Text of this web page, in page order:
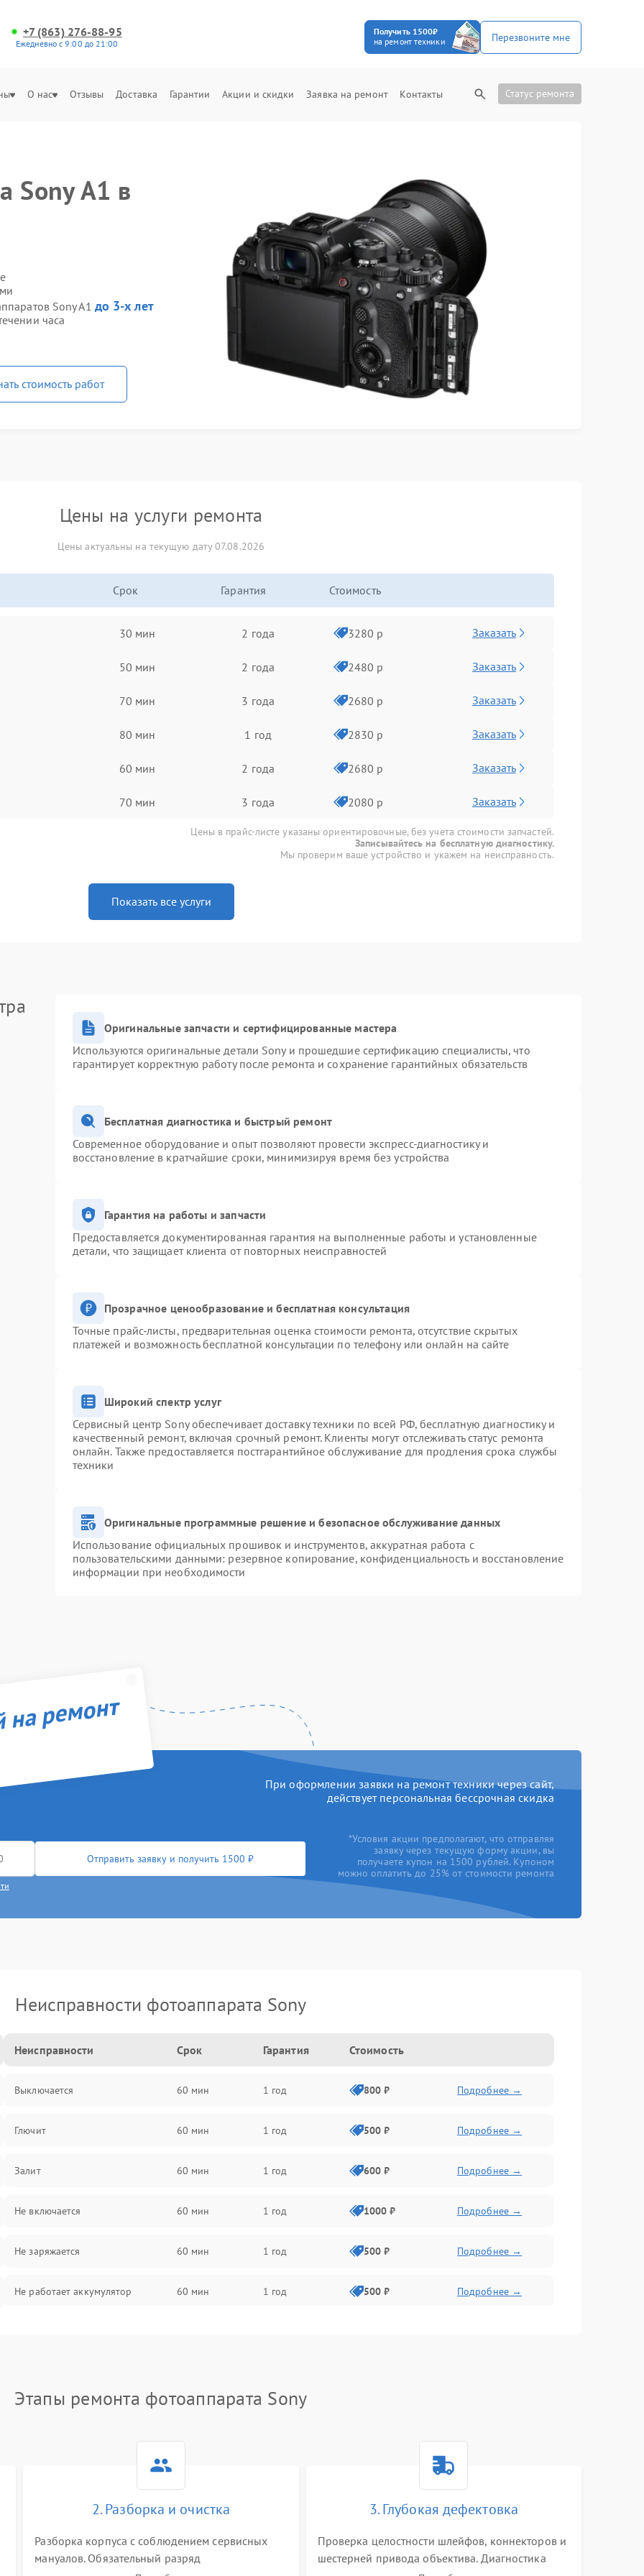
+7 (863) 276-88-95
Ежедневно с 9:00 до 21:00
Получить 1500₽
на ремонт техники
Перезвоните мне
О нас Отзывы Доставка Гарантии Акции и скидки Заявка на ремонт Контакты Статус ремонта
Sony A1 в
Sony A1 до 3-х лет
часа
стоимость работ
Цены на услуги ремонта
Цены актуальны на текущую дату 07.08.2026
Срок Гарантия Стоимость
30 мин 2 года 3280 р Заказать
50 мин 2 года 2480 р Заказать
70 мин 3 года 2680 р Заказать
80 мин 1 год 2830 р Заказать
60 мин 2 года 2680 р Заказать
70 мин 3 года 2080 р Заказать
Цены в прайс-листе указаны ориентировочные, без учета стоимости запчастей.
Записывайтесь на бесплатную диагностику.
Мы проверим ваше устройство и укажем на неисправность.
Показать все услуги
Оригинальные запчасти и сертифицированные мастера
Используются оригинальные детали Sony и прошедшие сертификацию специалисты, что
гарантирует корректную работу после ремонта и сохранение гарантийных обязательств
Бесплатная диагностика и быстрый ремонт
Современное оборудование и опыт позволяют провести экспресс-диагностику и
восстановление в кратчайшие сроки, минимизируя время без устройства
Гарантия на работы и запчасти
Предоставляется документированная гарантия на выполненные работы и установленные
детали, что защищает клиента от повторных неисправностей
Прозрачное ценообразование и бесплатная консультация
Точные прайс-листы, предварительная оценка стоимости ремонта, отсутствие скрытых
платежей и возможность бесплатной консультации по телефону или онлайн на сайте
Широкий спектр услуг
Сервисный центр Sony обеспечивает доставку техники по всей РФ, бесплатную диагностику и
качественный ремонт, включая срочный ремонт. Клиенты могут отслеживать статус ремонта
онлайн. Также предоставляется постгарантийное обслуживание для продления срока службы
техники
Оригинальные программные решение и безопасное обслуживание данных
Использование официальных прошивок и инструментов, аккуратная работа с
пользовательскими данными: резервное копирование, конфиденциальность и восстановление
информации при необходимости
ремонт
При оформлении заявки на ремонт техники через сайт,
действует персональная бессрочная скидка
Отправить заявку и получить 1500 ₽
*Условия акции предполагают, что отправляя
заявку через текущую форму акции, вы
получаете купон на 1500 рублей. Купоном
можно оплатить до 25% от стоимости ремонта
Неисправности фотоаппарата Sony
Неисправности Срок Гарантия Стоимость
Выключается 60 мин 1 год 800 ₽ Подробнее →
Глючит 60 мин 1 год 500 ₽ Подробнее →
Залит 60 мин 1 год 600 ₽ Подробнее →
Не включается 60 мин 1 год 1000 ₽ Подробнее →
Не заряжается 60 мин 1 год 500 ₽ Подробнее →
Не работает аккумулятор 60 мин 1 год 500 ₽ Подробнее →
Этапы ремонта фотоаппарата Sony
2. Разборка и очистка
Разборка корпуса с соблюдением сервисных
мануалов. Обязательный разряд
3. Глубокая дефектовка
Проверка целостности шлейфов, коннекторов и
шестерней привода объектива. Диагностика